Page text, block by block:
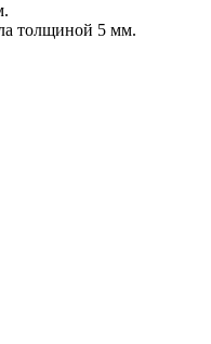
толщиной 5 мм.